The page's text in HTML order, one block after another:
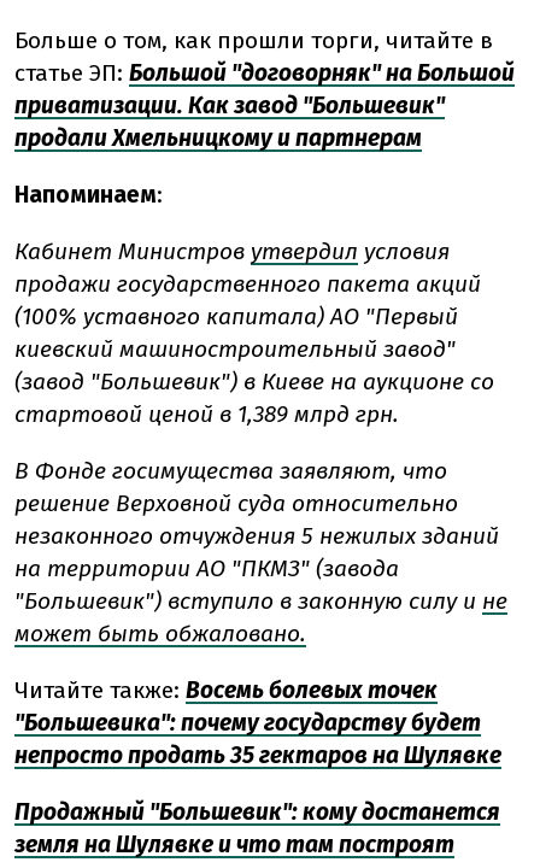
Больше о том, как прошли торги, читайте в
статье ЭП: Большой "договорняк" на Большой
приватизации. Как завод "Большевик"
продали Хмельницкому и партнерам
Напоминаем:
Кабинет Министров утвердил условия
продажи государственного пакета акций
(100% уставного капитала) АО "Первый
киевский машиностроительный завод"
(завод "Большевик") в Киеве на аукционе со
стартовой ценой в 1,389 млрд грн.
В Фонде госимущества заявляют, что
решение Верховной суда относительно
незаконного отчуждения 5 нежилых зданий
на территории АО "ПКМЗ" (завода
"Большевик") вступило в законную силу и не
может быть обжаловано.
Читайте также: Восемь болевых точек
"Большевика": почему государству будет
непросто продать 35 гектаров на Шулявке
Продажный "Большевик": кому достанется
земля на Шулявке и что там построят